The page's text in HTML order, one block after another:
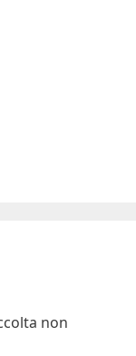
non